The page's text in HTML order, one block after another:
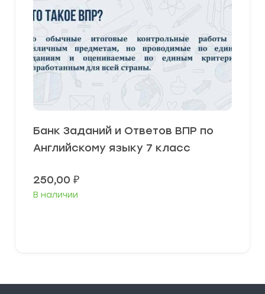
Банк Заданий и Ответов ВПР по
Английскому языку 7 класс
250,00 ₽
В наличии